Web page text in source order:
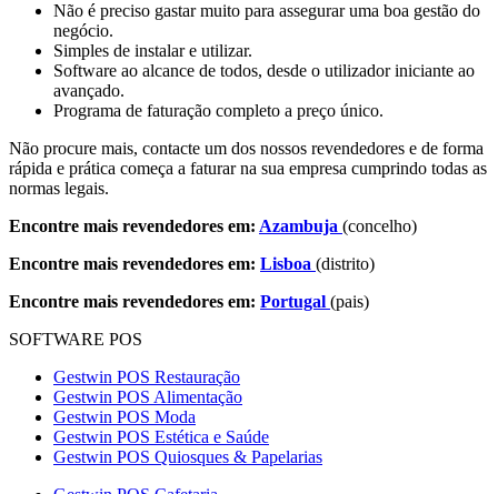
Não é preciso gastar muito para assegurar uma boa gestão do
negócio.
Simples de instalar e utilizar.
Software ao alcance de todos, desde o utilizador iniciante ao
avançado.
Programa de faturação completo a preço único.
Não procure mais, contacte um dos nossos revendedores e de forma
rápida e prática começa a faturar na sua empresa cumprindo todas as
normas legais.
Encontre mais revendedores em: Azambuja (concelho)
Encontre mais revendedores em: Lisboa (distrito)
Encontre mais revendedores em: Portugal (pais)
SOFTWARE POS
Gestwin POS Restauração
Gestwin POS Alimentação
Gestwin POS Moda
Gestwin POS Estética e Saúde
Gestwin POS Quiosques & Papelarias